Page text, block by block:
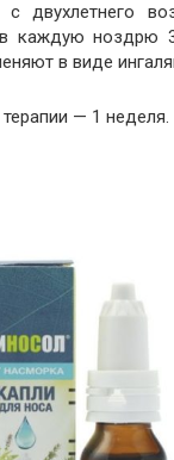
двухлетнего
каждую ноздрю
в виде
— 1 неделя.